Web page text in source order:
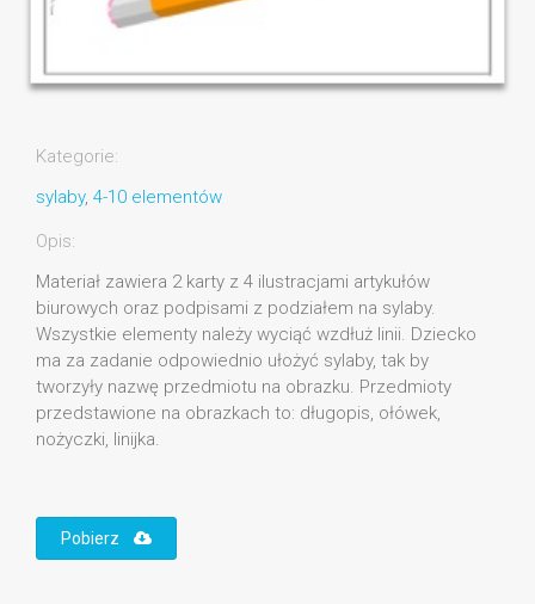
Kategorie:
sylaby, 4-10 elementów
Opis:
Materiał zawiera 2 karty z 4 ilustracjami artykułów
biurowych oraz podpisami z podziałem na sylaby.
Wszystkie elementy należy wyciąć wzdłuż linii. Dziecko
ma za zadanie odpowiednio ułożyć sylaby, tak by
tworzyły nazwę przedmiotu na obrazku. Przedmioty
przedstawione na obrazkach to: długopis, ołówek,
nożyczki, linijka.
Pobierz